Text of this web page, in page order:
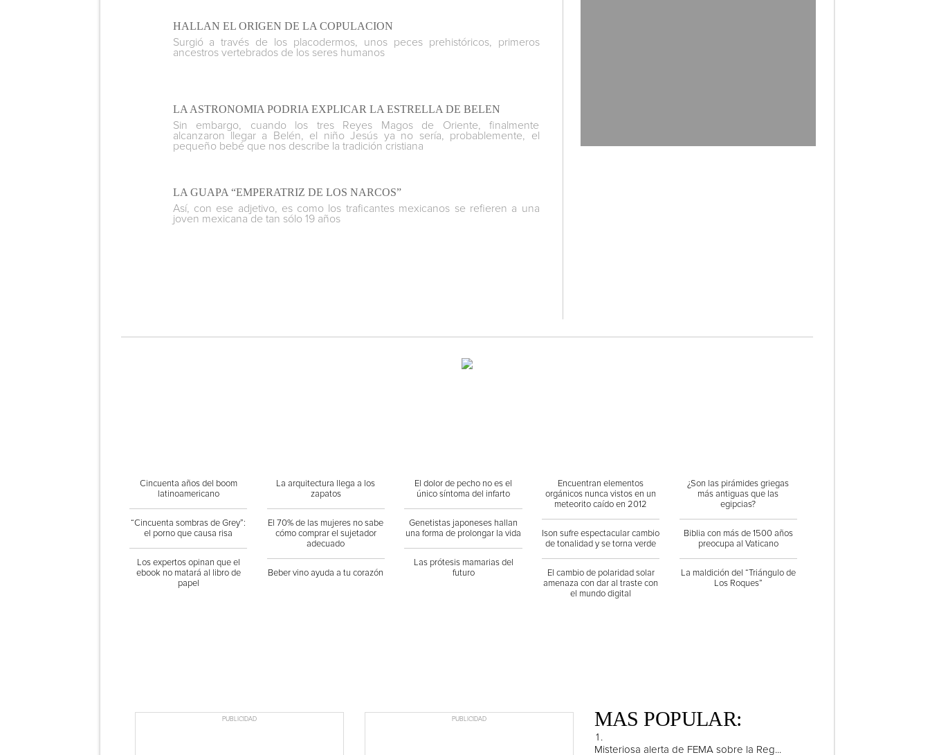
HALLAN EL ORIGEN DE LA COPULACION
Surgió a través de los placodermos, unos peces prehistóricos, primeros
ancestros vertebrados de los seres humanos
LA ASTRONOMIA PODRIA EXPLICAR LA ESTRELLA DE BELEN
Sin embargo, cuando los tres Reyes Magos de Oriente, finalmente
alcanzaron llegar a Belén, el niño Jesús ya no sería, probablemente, el
pequeño bebé que nos describe la tradición cristiana
LA GUAPA “EMPERATRIZ DE LOS NARCOS”
Así, con ese adjetivo, es como los traficantes mexicanos se refieren a una
joven mexicana de tan sólo 19 años
Cincuenta años del boom
latinoamericano
“Cincuenta sombras de Grey”:
el porno que causa risa
Los expertos opinan que el
ebook no matará al libro de
papel
La arquitectura llega a los
zapatos
El 70% de las mujeres no sabe
cómo comprar el sujetador
adecuado
Beber vino ayuda a tu corazón
El dolor de pecho no es el
único síntoma del infarto
Genetistas japoneses hallan
una forma de prolongar la vida
Las prótesis mamarias del
futuro
Encuentran elementos
orgánicos nunca vistos en un
meteorito caído en 2012
Ison sufre espectacular cambio
de tonalidad y se torna verde
El cambio de polaridad solar
amenaza con dar al traste con
el mundo digital
¿Son las pirámides griegas
más antiguas que las
egipcias?
Biblia con más de 1500 años
preocupa al Vaticano
La maldición del “Triángulo de
Los Roques”
PUBLICIDAD PUBLICIDAD MAS POPULAR:
Misteriosa alerta de FEMA sobre la Reg...